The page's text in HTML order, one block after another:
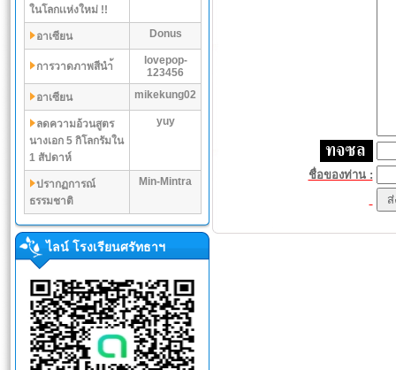
ในโลกเเห่งใหม่ !!
อาเซียน Donus
การวาดภาพสีนำ้
lovepop-
123456
อาเซียน
mikekung02
ลดความอ้วนสูตร
นางเอก 5 กิโลกรัมใน
1 สัปดาห์
yuy
ปรากฏการณ์
ธรรมชาติ
Min-Mintra
ไลน์ โรงเรียนศรัทธาฯ
ชื่อของท่าน :